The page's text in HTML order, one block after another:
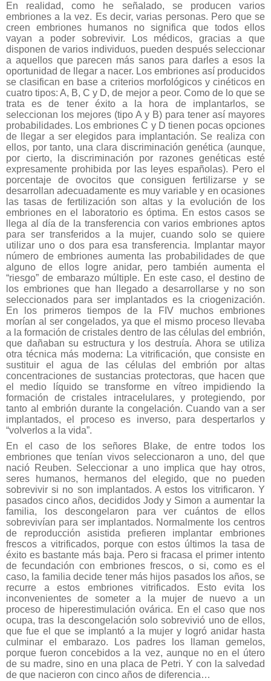
En realidad, como he señalado, se producen varios
embriones a la vez. Es decir, varias personas. Pero que se
creen embriones humanos no significa que todos ellos
vayan a poder sobrevivir. Los médicos, gracias a que
disponen de varios individuos, pueden después seleccionar
a aquellos que parecen más sanos para darles a esos la
oportunidad de llegar a nacer. Los embriones así producidos
se clasifican en base a criterios morfológicos y cinéticos en
cuatro tipos: A, B, C y D, de mejor a peor. Como de lo que se
trata es de tener éxito a la hora de implantarlos, se
seleccionan los mejores (tipo A y B) para tener así mayores
probabilidades. Los embriones C y D tienen pocas opciones
de llegar a ser elegidos para implantación. Se realiza con
ellos, por tanto, una clara discriminación genética (aunque,
por cierto, la discriminación por razones genéticas esté
expresamente prohibida por las leyes españolas). Pero el
porcentaje de ovocitos que consiguen fertilizarse y se
desarrollan adecuadamente es muy variable y en ocasiones
las tasas de fertilización son altas y la evolución de los
embriones en el laboratorio es óptima. En estos casos se
llega al día de la transferencia con varios embriones aptos
para ser transferidos a la mujer, cuando solo se quiere
utilizar uno o dos para esa transferencia. Implantar mayor
número de embriones aumenta las probabilidades de que
alguno de ellos logre anidar, pero también aumenta el
“riesgo” de embarazo múltiple. En este caso, el destino de
los embriones que han llegado a desarrollarse y no son
seleccionados para ser implantados es la criogenización.
En los primeros tiempos de la FIV muchos embriones
morían al ser congelados, ya que el mismo proceso llevaba
a la formación de cristales dentro de las células del embrión,
que dañaban su estructura y los destruía. Ahora se utiliza
otra técnica más moderna: La vitrificación, que consiste en
sustituir el agua de las células del embrión por altas
concentraciones de sustancias protectoras, que hacen que
el medio líquido se transforme en vítreo impidiendo la
formación de cristales intracelulares, y protegiendo, por
tanto al embrión durante la congelación. Cuando van a ser
implantados, el proceso es inverso, para despertarlos y
“volverlos a la vida”.
En el caso de los señores Blake, de entre todos los
embriones que tenían vivos seleccionaron a uno, del que
nació Reuben. Seleccionar a uno implica que hay otros,
seres humanos, hermanos del elegido, que no pueden
sobrevivir si no son implantados. A estos los vitrificaron. Y
pasados cinco años, decididos Jody y Simon a aumentar la
familia, los descongelaron para ver cuántos de ellos
sobrevivían para ser implantados. Normalmente los centros
de reproducción asistida prefieren implantar embriones
frescos a vitrificados, porque con estos últimos la tasa de
éxito es bastante más baja. Pero si fracasa el primer intento
de fecundación con embriones frescos, o si, como es el
caso, la familia decide tener más hijos pasados los años, se
recurre a estos embriones vitrificados. Esto evita los
inconvenientes de someter a la mujer de nuevo a un
proceso de hiperestimulación ovárica. En el caso que nos
ocupa, tras la descongelación solo sobrevivió uno de ellos,
que fue el que se implantó a la mujer y logró anidar hasta
culminar el embarazo. Los padres los llaman gemelos,
porque fueron concebidos a la vez, aunque no en el útero
de su madre, sino en una placa de Petri. Y con la salvedad
de que nacieron con cinco años de diferencia…